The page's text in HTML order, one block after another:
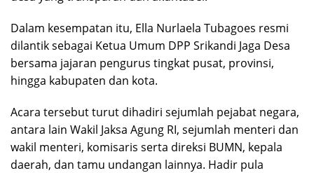
Dalam kesempatan itu, Ella Nurlaela Tubagoes resmi
dilantik sebagai Ketua Umum DPP Srikandi Jaga Desa
bersama jajaran pengurus tingkat pusat, provinsi,
hingga kabupaten dan kota.
Acara tersebut turut dihadiri sejumlah pejabat negara,
antara lain Wakil Jaksa Agung RI, sejumlah menteri dan
wakil menteri, komisaris serta direksi BUMN, kepala
daerah, dan tamu undangan lainnya. Hadir pula